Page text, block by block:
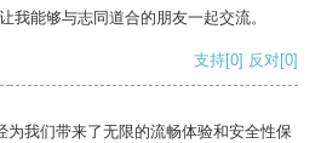
我能够与志同道合的朋友一起交流。
支持[0] 反对[0]
为我们带来了无限的流畅体验和安全性保